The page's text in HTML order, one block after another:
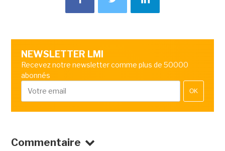
NEWSLETTER LMI
Recevez notre newsletter comme plus de 50000
abonnés
OK
Commentaire